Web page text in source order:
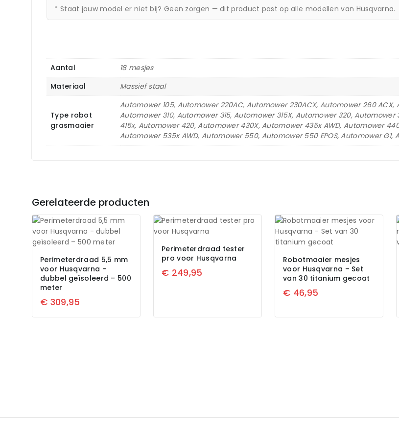
* Staat jouw model er niet bij? Geen zorgen — dit product past op alle modellen van Husqvarna.
Aantal
18 mesjes
Materiaal
Massief staal
Type robot
grasmaaier
Automower 105, Automower 220AC, Automower 230ACX, Automower 260
Automower 310, Automower 315, Automower 315X, Automower 320,
415x, Automower 420, Automower 430X, Automower 435x AWD, Automower
Automower 535x AWD, Automower 550, Automower 550 EPOS, Automower
Gerelateerde producten
Perimeterdraad 5,5 mm
voor Husqvarna –
dubbel geïsoleerd – 500
meter
€ 309,95
Perimeterdraad tester
pro voor Husqvarna
€ 249,95
Robotmaaier mesjes
voor Husqvarna – Set
van 30 titanium gecoat
€ 46,95